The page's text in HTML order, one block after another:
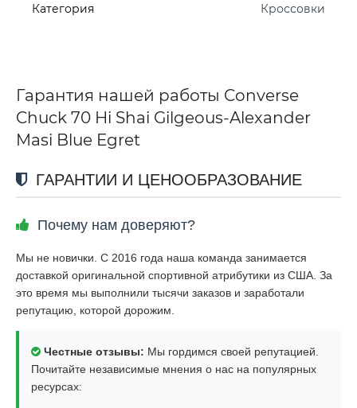
Категория Кроссовки
Гарантия нашей работы Converse
Chuck 70 Hi Shai Gilgeous-Alexander
Masi Blue Egret
ГАРАНТИИ И ЦЕНООБРАЗОВАНИЕ
Почему нам доверяют?
Мы не новички. С 2016 года наша команда занимается
доставкой оригинальной спортивной атрибутики из США. За
это время мы выполнили тысячи заказов и заработали
репутацию, которой дорожим.
Честные отзывы: Мы гордимся своей репутацией.
Почитайте независимые мнения о нас на популярных
ресурсах: